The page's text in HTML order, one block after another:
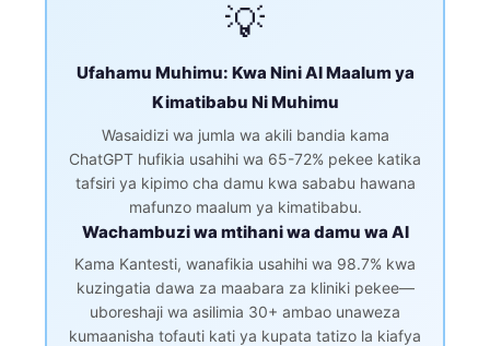
💡
Ufahamu Muhimu: Kwa Nini AI Maalum ya
Kimatibabu Ni Muhimu
Wasaidizi wa jumla wa akili bandia kama
ChatGPT hufikia usahihi wa 65-72% pekee katika
tafsiri ya kipimo cha damu kwa sababu hawana
mafunzo maalum ya kimatibabu.
Wachambuzi wa mtihani wa damu wa AI
Kama Kantesti, wanafikia usahihi wa 98.7% kwa
kuzingatia dawa za maabara za kliniki pekee—
uboreshaji wa asilimia 30+ ambao unaweza
kumaanisha tofauti kati ya kupata tatizo la kiafya